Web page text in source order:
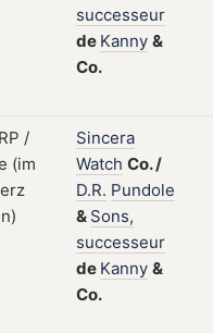
successeur
de Kanny &
Co.
Sincera
Watch Co./
D.R. Pundole
& Sons,
successeur
de Kanny &
Co.